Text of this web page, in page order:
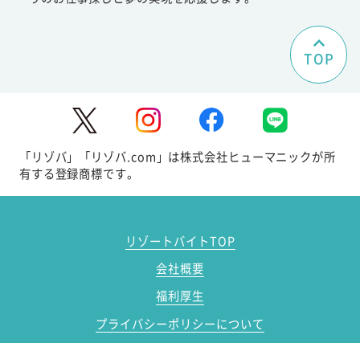
TOP
「リゾバ」「リゾバ.com」は株式会社ヒューマニックが所
有する登録商標です。
リゾートバイトTOP
会社概要
福利厚生
プライバシーポリシーについて